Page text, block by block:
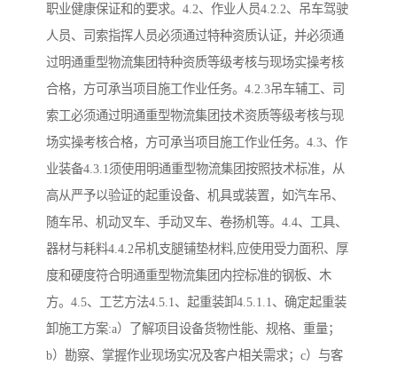
职业健康保证和的要求。4.2、作业人员4.2.2、吊车驾驶
人员、司索指挥人员必须通过特种资质认证，并必须通
过明通重型物流集团特种资质等级考核与现场实操考核
合格，方可承当项目施工作业任务。4.2.3吊车辅工、司
索工必须通过明通重型物流集团技术资质等级考核与现
场实操考核合格，方可承当项目施工作业任务。4.3、作
业装备4.3.1须使用明通重型物流集团按照技术标准，从
高从严予以验证的起重设备、机具或装置，如汽车吊、
随车吊、机动叉车、手动叉车、卷扬机等。4.4、工具、
器材与耗料4.4.2吊机支腿铺垫材料,应使用受力面积、厚
度和硬度符合明通重型物流集团内控标准的钢板、木
方。4.5、工艺方法4.5.1、起重装卸4.5.1.1、确定起重装
卸施工方案:a）了解项目设备货物性能、规格、重量；
b）勘察、掌握作业现场实况及客户相关需求；c）与客